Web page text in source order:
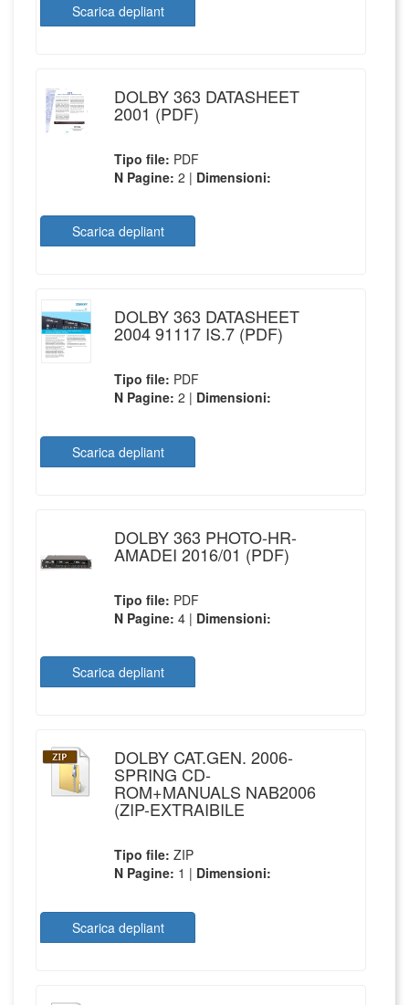
Scarica depliant
DOLBY 363 DATASHEET
2001 (PDF)
Tipo file: PDF
N Pagine:2 | Dimensioni:
Scarica depliant
DOLBY 363 DATASHEET
2004 91117 IS.7 (PDF)
Tipo file: PDF
N Pagine:2 | Dimensioni:
Scarica depliant
DOLBY 363 PHOTO-HR-
AMADEI 2016/01 (PDF)
Tipo file: PDF
N Pagine:4 | Dimensioni:
Scarica depliant
DOLBY CAT.GEN. 2006-
SPRING CD-
ROM+MANUALS NAB2006
(ZIP-EXTRAIBILE
Tipo file:ZIP
N Pagine: 1 | Dimensioni:
Scarica depliant